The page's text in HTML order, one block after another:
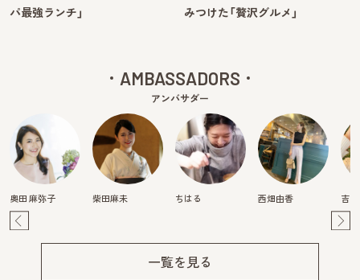
パ最強ランチ」
みつけた「贅沢グルメ」
AMBASSADORS
アンバサダー
奥田 麻弥子 柴田麻未 ちはる 西畑由香 吉
一覧を見る